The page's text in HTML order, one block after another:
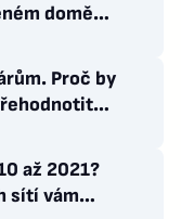
domě
Proč by
zemědělství?
až 2021?
sítí vám